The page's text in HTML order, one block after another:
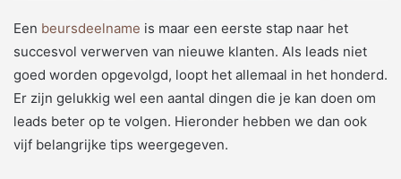
Een beursdeelname is maar een eerste stap naar het
succesvol verwerven van nieuwe klanten. Als leads niet
goed worden opgevolgd, loopt het allemaal in het honderd.
Er zijn gelukkig wel een aantal dingen die je kan doen om
leads beter op te volgen. Hieronder hebben we dan ook
vijf belangrijke tips weergegeven.